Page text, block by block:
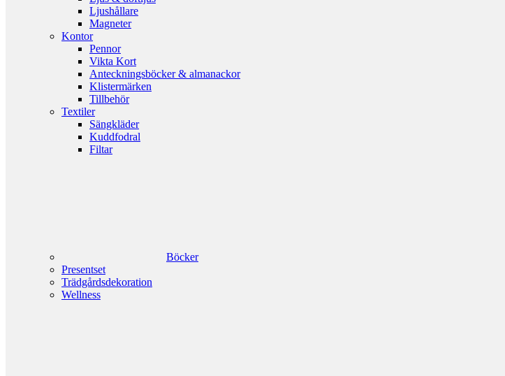
Ljushållare
Magneter
Kontor
Pennor
Vikta Kort
Anteckningsböcker & almanackor
Klistermärken
Tillbehör
Textiler
Sängkläder
Kuddfodral
Filtar
Böcker
Presentset
Trädgårdsdekoration
Wellness